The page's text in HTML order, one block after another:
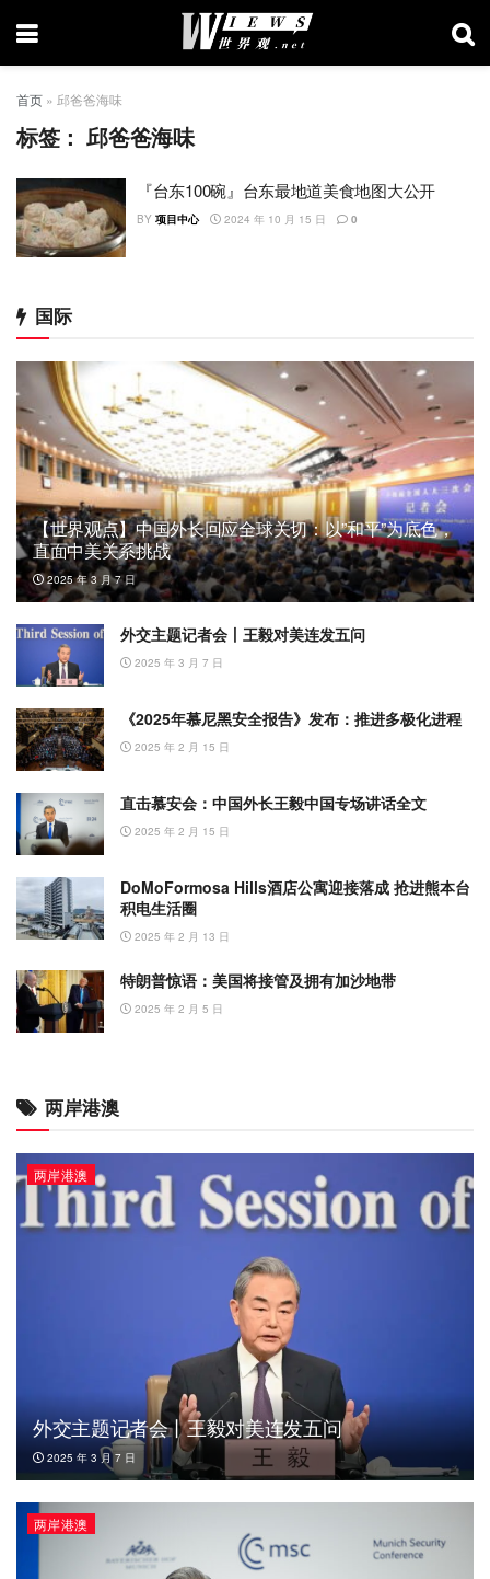
首页 » 邱爸爸海味
标签：邱爸爸海味
『台东100碗』台东最地道美食地图大公开
BY 项目中心 2024 年 10 月 15 日 0
国际
【世界观点】中国外长回应全球关切：以”和平”为底色，
直面中美关系挑战
2025 年 3 月 7 日
外交主题记者会丨王毅对美连发五问
2025 年 3 月 7 日
《2025年慕尼黑安全报告》发布：推进多极化进程
2025 年 2 月 15 日
直击慕安会：中国外长王毅中国专场讲话全文
2025 年 2 月 15 日
DoMoFormosa Hills酒店公寓迎接落成 抢进熊本台
积电生活圈
2025 年 2 月 13 日
特朗普惊语：美国将接管及拥有加沙地带
2025 年 2 月 5 日
两岸港澳
两岸港澳
外交主题记者会丨王毅对美连发五问
2025 年 3 月 7 日
两岸港澳